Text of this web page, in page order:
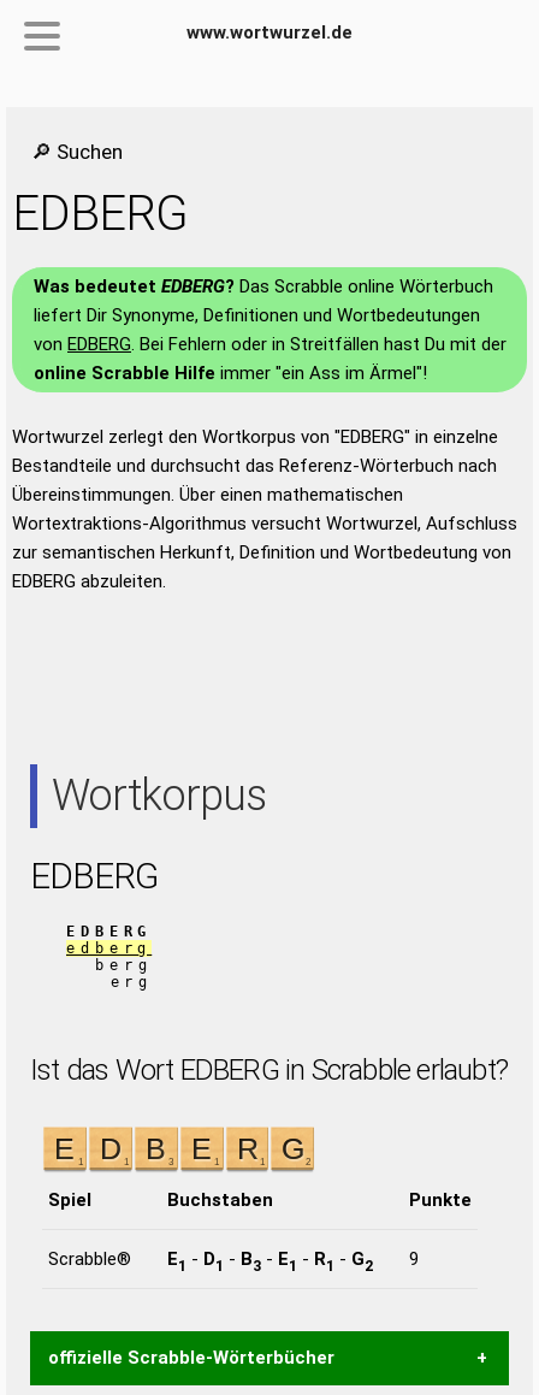
www.wortwurzel.de
🔎 Suchen
EDBERG
Was bedeutet EDBERG? Das Scrabble online Wörterbuch
liefert Dir Synonyme, Definitionen und Wortbedeutungen
von EDBERG. Bei Fehlern oder in Streitfällen hast Du mit der
online Scrabble Hilfe immer "ein Ass im Ärmel"!
Wortwurzel zerlegt den Wortkorpus von "EDBERG" in einzelne
Bestandteile und durchsucht das Referenz-Wörterbuch nach
Übereinstimmungen. Über einen mathematischen
Wortextraktions-Algorithmus versucht Wortwurzel, Aufschluss
zur semantischen Herkunft, Definition und Wortbedeutung von
EDBERG abzuleiten.
Wortkorpus
EDBERG
EDBERG
edberg
berg
erg
Ist das Wort EDBERG in Scrabble erlaubt?
Spiel Buchstaben Punkte
Scrabble® E1 - D1 - B3 - E1 - R1 - G2 9
offizielle Scrabble-Wörterbücher